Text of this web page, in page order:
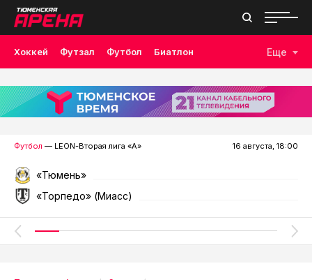
Хоккей Футзал Футбол Биатлон
Лыжные гонки Волейбол Плавание Дзюдо
Скалолазание Велоспорт Бокс
Еще
Футбол — LEON-Вторая лига «А» 16 августа, 18:00
«Тюмень»
«Торпедо» (Миасс)